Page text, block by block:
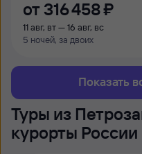
от 316 ⁠458 ⁠₽
11 авг, вт — 16 авг, вс
5 ночей, за двоих
Показать
Туры из
курорты России